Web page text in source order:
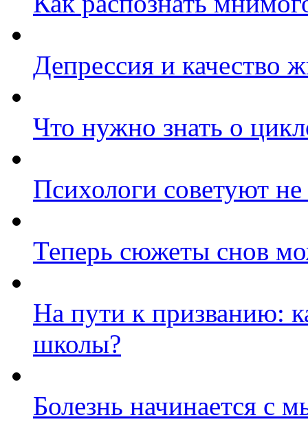
Депрессия и качество
Что нужно знать о
Психологи советуют
Теперь сюжеты снов
На пути к призванию:
школы?
Болезнь начинается с